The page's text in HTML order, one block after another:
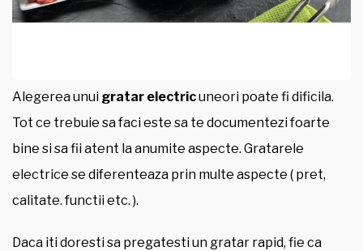
Alegerea unui gratar electricuneori poate fi dificila.
Tot ce trebuie sa faci este sa te documentezi foarte
bine si sa fii atent la anumite aspecte. Gratarele
electrice se diferenteaza prin multe aspecte ( pret,
calitate. functii etc. ).
Daca iti doresti sa pregatesti un gratar rapid, fie ca